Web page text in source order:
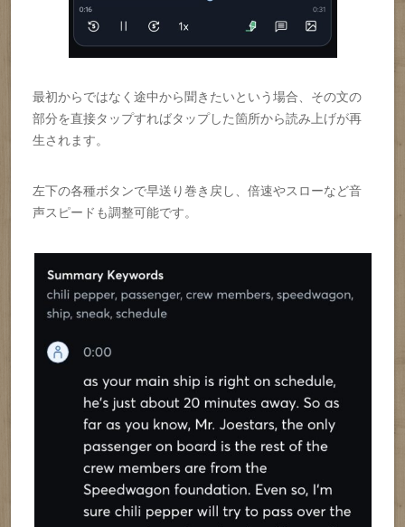
最初からではなく途中から聞きたいという場合、その文の
部分を直接タップすればタップした箇所から読み上げが再
生されます。
左下の各種ボタンで早送り巻き戻し、倍速やスローなど音
声スピードも調整可能です。